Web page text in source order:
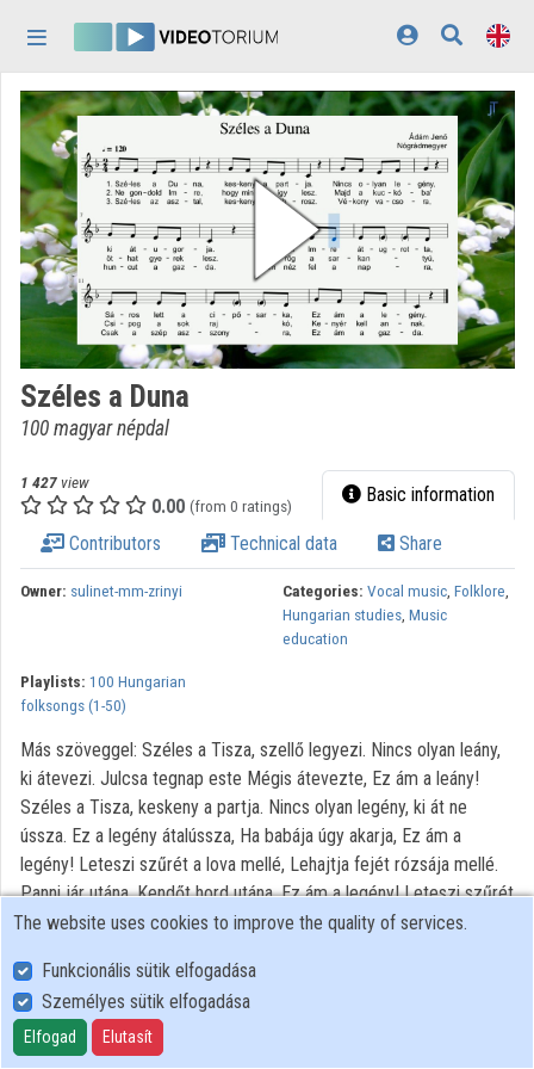
Home
Log In
Discovery
Categories
Playlists
Organizations
Contributors
Széles a Duna
100 magyar népdal
1 427 view
0.00 (from 0 ratings) Basic information
Contributors Technical data Share
Owner: sulinet-mm-zrinyi Categories: Vocal music, Folklore,
Hungarian studies, Music
education
Playlists: 100 Hungarian
folksongs (1-50)
Más szöveggel: Széles a Tisza, szellő legyezi. Nincs olyan leány,
ki átevezi. Julcsa tegnap este Mégis átevezte, Ez ám a leány!
Széles a Tisza, keskeny a partja. Nincs olyan legény, ki át ne
ússza. Ez a legény átalússza, Ha babája úgy akarja, Ez ám a
legény! Leteszi szűrét a lova mellé, Lehajtja fejét rózsája mellé.
Panni jár utána, Kendőt hord utána. Ez ám a legény! Leteszi szűrét
rózsafa mellé. Lehajtja fejét babája mellé. A babája átöleli, Páros
User Policy
Adatkezelési tájékoztató (en)
Cookie Policy
The website uses cookies to improve the quality of services.
Funkcionális sütik elfogadása
Személyes sütik elfogadása
Elfogad Elutasít